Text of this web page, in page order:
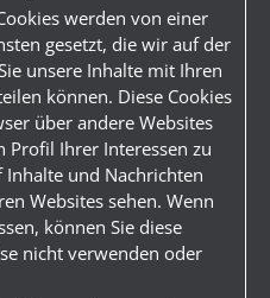
werden von einer
gesetzt, die wir auf der
unsere Inhalte mit Ihren
können. Diese Cookies
über andere Websites
Profil Ihrer Interessen zu
Inhalte und Nachrichten
Websites sehen. Wenn
können Sie diese
nicht verwenden oder